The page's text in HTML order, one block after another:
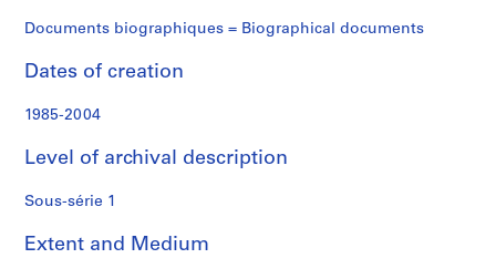
o
d
S
r
e
Documents biographiques = Biographical documents
Dates of creation
1985-2004
Level of archival description
Sous-série 1
Extent and Medium